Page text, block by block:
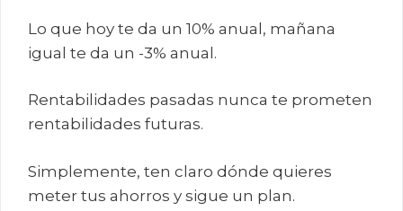
Lo que hoy te da un 10% anual, mañana
igual te da un -3% anual.
Rentabilidades pasadas nunca te prometen
rentabilidades futuras.
Simplemente, ten claro dónde quieres
meter tus ahorros y sigue un plan.